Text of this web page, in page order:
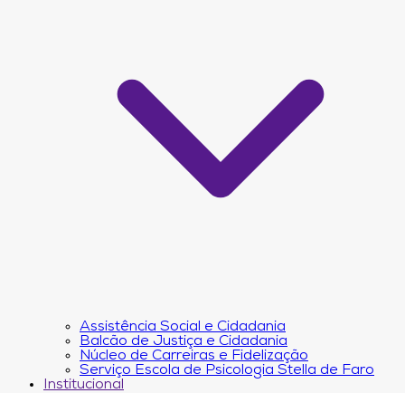
Assistência Social e Cidadania
Balcão de Justiça e Cidadania
Núcleo de Carreiras e Fidelização
Serviço Escola de Psicologia Stella de Faro
Institucional